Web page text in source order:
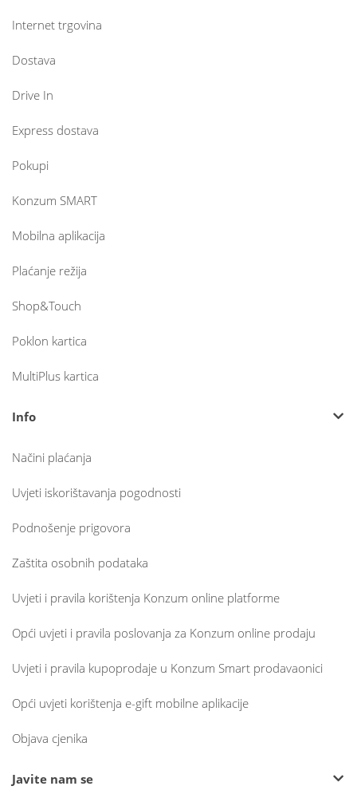
Internet trgovina
Dostava
Drive In
Express dostava
Pokupi
Konzum SMART
Mobilna aplikacija
Plaćanje režija
Shop&Touch
Poklon kartica
MultiPlus kartica
Info
Načini plaćanja
Uvjeti iskorištavanja pogodnosti
Podnošenje prigovora
Zaštita osobnih podataka
Uvjeti i pravila korištenja Konzum online platforme
Opći uvjeti i pravila poslovanja za Konzum online prodaju
Uvjeti i pravila kupoprodaje u Konzum Smart prodavaonici
Opći uvjeti korištenja e-gift mobilne aplikacije
Objava cjenika
Javite nam se